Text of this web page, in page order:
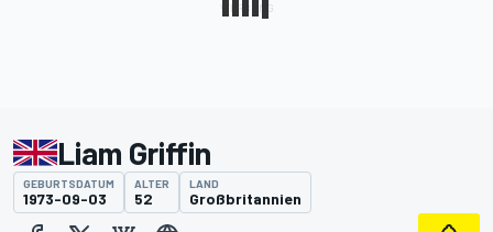
Liam Griffin
GEBURTSDATUM
1973-09-03
ALTER
52
LAND
Großbritannien